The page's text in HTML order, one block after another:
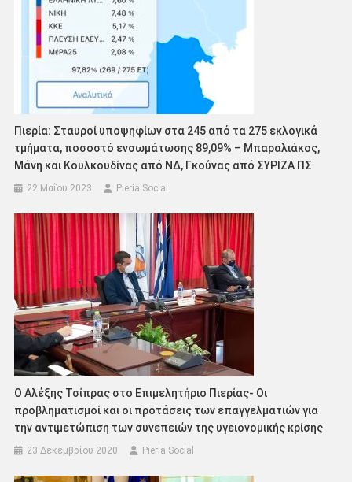
Πιερία: Σταυροί υποψηφίων στα 245 από τα 275 εκλογικά
τμήματα, ποσοστό ενσωμάτωσης 89,09% – Μπαραλιάκος,
Μάνη και Κουλκουδίνας από ΝΔ, Γκούνας από ΣΥΡΙΖΑ ΠΣ
22 Μαΐου 2023 Pieria Social
Ο Αλέξης Τσίπρας στο Επιμελητήριο Πιερίας- Οι
προβληματισμοί και οι προτάσεις των επαγγελματιών για
την αντιμετώπιση των συνεπειών της υγειονομικής κρίσης
23 Δεκεμβρίου 2020 Pieria Social